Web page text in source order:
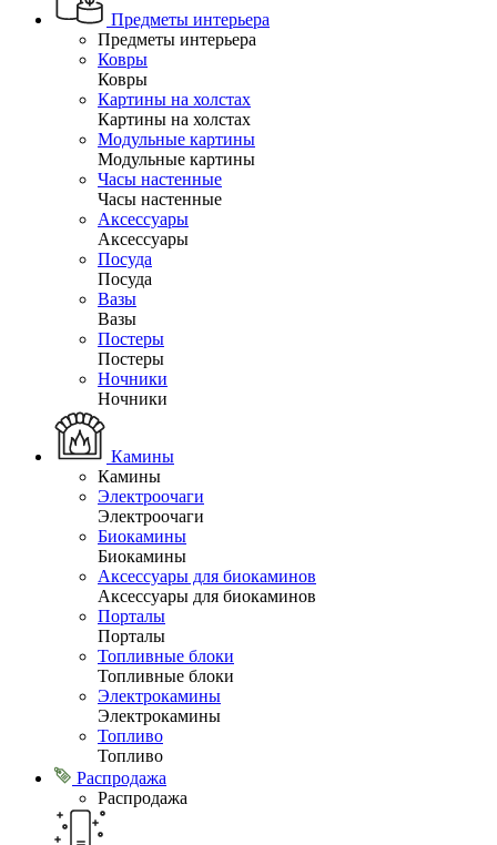
Предметы интерьера
Предметы интерьера
Ковры
Ковры
Картины на холстах
Картины на холстах
Модульные картины
Модульные картины
Часы настенные
Часы настенные
Аксессуары
Аксессуары
Посуда
Посуда
Вазы
Вазы
Постеры
Постеры
Ночники
Ночники
Камины
Камины
Электроочаги
Электроочаги
Биокамины
Биокамины
Аксессуары для биокаминов
Аксессуары для биокаминов
Порталы
Порталы
Топливные блоки
Топливные блоки
Электрокамины
Электрокамины
Топливо
Топливо
Распродажа
Распродажа